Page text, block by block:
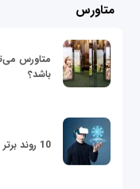
متاورس
متاورس
باشد؟
10 روند برتر تجارت و فناوری در سال 2022